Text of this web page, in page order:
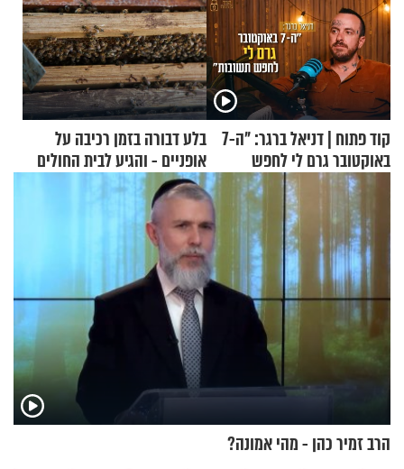
קוד פתוח | דניאל ברגר: "ה-7
באוקטובר גרם לי לחפש
תשובות"
בלע דבורה בזמן רכיבה על
אופניים - והגיע לבית החולים
במצב מסכן חיים
הרב זמיר כהן - מהי אמונה?